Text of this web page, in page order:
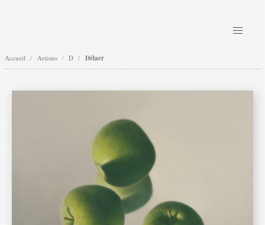
Accueil Artistes D Délaer